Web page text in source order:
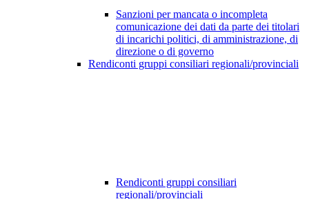
Sanzioni per mancata o incompleta
comunicazione dei dati da parte dei titolari
di incarichi politici, di amministrazione, di
direzione o di governo
Rendiconti gruppi consiliari regionali/provinciali
Rendiconti gruppi consiliari
regionali/provinciali